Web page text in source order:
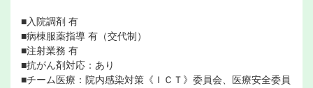
■入院調剤 有
■病棟服薬指導 有（交代制）
■注射業務 有
■抗がん剤対応：あり
■チーム医療：院内感染対策《ＩＣＴ》委員会、医療安全委員